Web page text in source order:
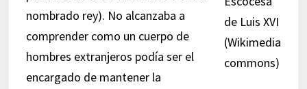
de Luis XVI
(Wikimedia
commons)
nombrado rey). No alcanzaba a
comprender como un cuerpo de
hombres extranjeros podía ser el
encargado de mantener la